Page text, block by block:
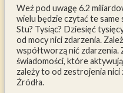
Lyricus
Poziom Głębiej
Blog
Audiobooki
Weź pod uwagę 6.2
wielu będzie czytać te
Stu? Tysiąc? Dziesięć
od mocy nici zdarzenia.
współtworzą nić zdarzenia.
świadomości, które
zależy to od zestrojenia
Źródła.